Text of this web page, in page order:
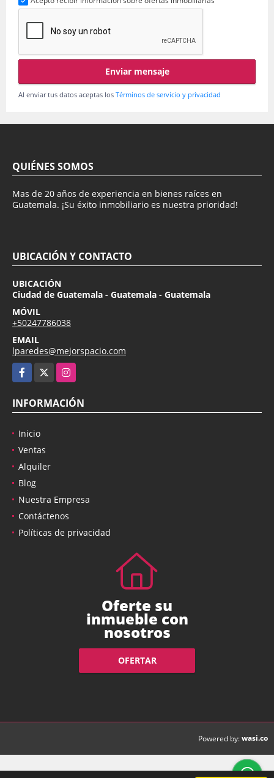
Enviar mensaje
Al enviar tus datos aceptas los Términos de servicio y privacidad
QUIÉNES SOMOS
Mas de 20 años de experiencia en bienes raíces en
Guatemala. ¡Su éxito inmobiliario es nuestra prioridad!
UBICACIÓN Y CONTACTO
UBICACIÓN
Ciudad de Guatemala - Guatemala - Guatemala
MÓVIL
+50247786038
EMAIL
lparedes@mejorspacio.com
Facebook
Instagram
INFORMACIÓN
Inicio
Ventas
Alquiler
Blog
Nuestra Empresa
Contáctenos
Políticas de privacidad
Oferte su
inmueble con
nosotros
OFERTAR
Powered by:wasi.co